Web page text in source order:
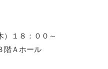
１８：００～
Ａホール